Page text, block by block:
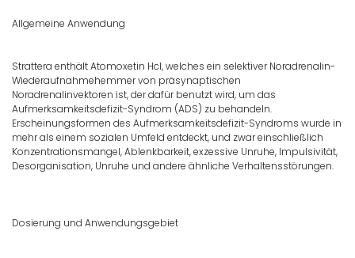
Allgemeine Anwendung
Strattera enthält Atomoxetin Hcl, welches ein selektiver Noradrenalin-
Wiederaufnahmehemmer von präsynaptischen
Noradrenalinvektoren ist, der dafür benutzt wird, um das
Aufmerksamkeitsdefizit-Syndrom (ADS) zu behandeln.
Erscheinungsformen des Aufmerksamkeitsdefizit-Syndroms wurde in
mehr als einem sozialen Umfeld entdeckt, und zwar einschließlich
Konzentrationsmangel, Ablenkbarkeit, exzessive Unruhe, Impulsivität,
Desorganisation, Unruhe und andere ähnliche Verhaltensstörungen.
Dosierung und Anwendungsgebiet